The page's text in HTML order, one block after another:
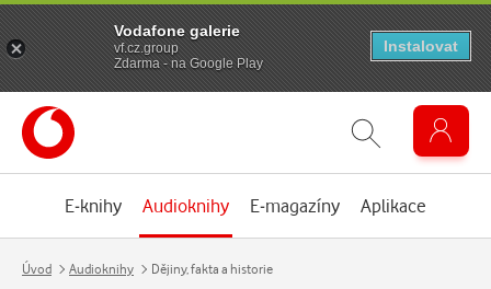
E-knihy Audioknihy E-magazíny Aplikace
Úvod Audioknihy Dějiny, fakta a historie
Vodafone galerie
vf.cz.group
Zdarma - na Google Play
Instalovat